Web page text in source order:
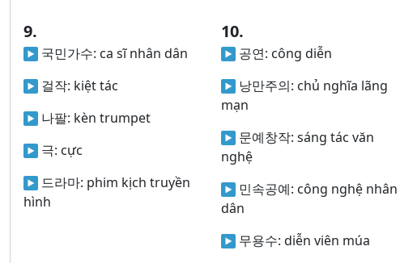
9.
국민가수: ca sĩ nhân dân
걸작: kiệt tác
나팔: kèn trumpet
극: cực
드라마: phim kịch truyền
hình
10.
공연: công diễn
낭만주의: chủ nghĩa lãng
mạn
문예창작: sáng tác văn
nghệ
민속공예: công nghệ nhân
dân
무용수: diễn viên múa